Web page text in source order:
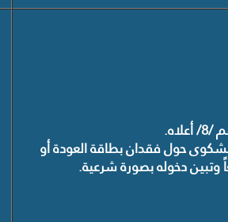
حول فقدان بطاقة العودة أو
وتبين دخوله بصورة شرعية.